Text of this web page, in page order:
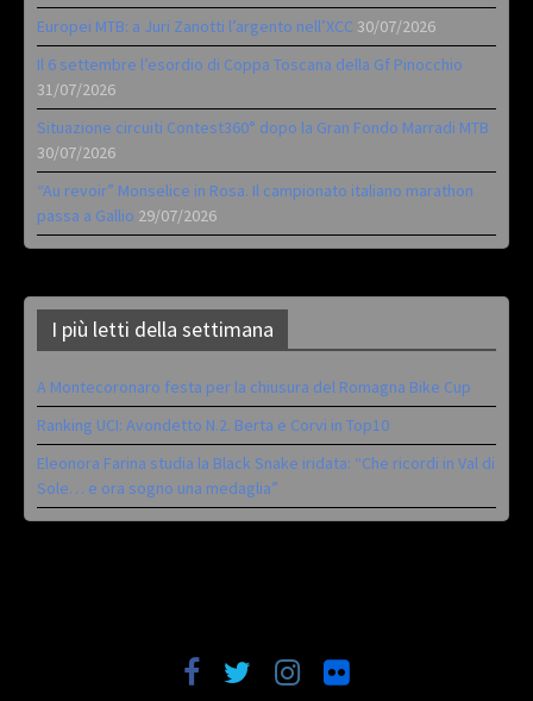
Europei MTB: a Juri Zanotti l’argento nell’XCC 30/07/2026
Il 6 settembre l’esordio di Coppa Toscana della Gf Pinocchio
31/07/2026
Situazione circuiti Contest360° dopo la Gran Fondo Marradi MTB
30/07/2026
“Au revoir” Monselice in Rosa. Il campionato italiano marathon
passa a Gallio 29/07/2026
I più letti della settimana
A Montecoronaro festa per la chiusura del Romagna Bike Cup
Ranking UCI: Avondetto N.2. Berta e Corvi in Top10
Eleonora Farina studia la Black Snake iridata: “Che ricordi in Val di
Sole… e ora sogno una medaglia”